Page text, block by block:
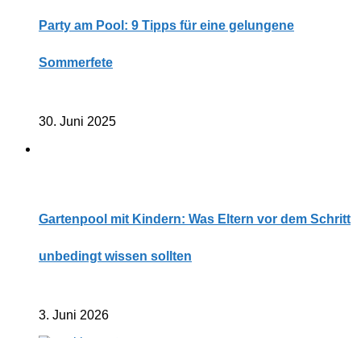
Party am Pool: 9 Tipps für eine gelungene
Sommerfete
30. Juni 2025
Gartenpool mit Kindern: Was Eltern vor dem Schritt
unbedingt wissen sollten
3. Juni 2026